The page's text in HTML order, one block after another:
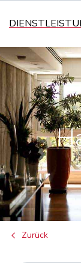
Zurück